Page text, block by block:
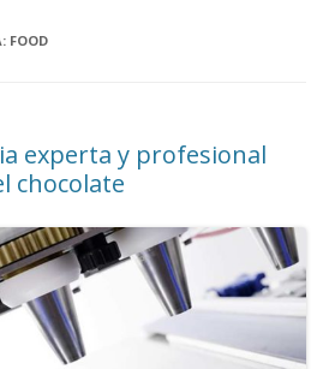
FOOD
experta y profesional
chocolate